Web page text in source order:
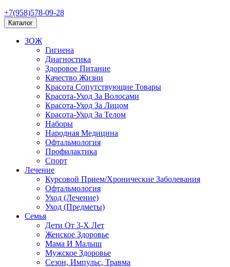
+7(958)578-09-28
Каталог
ЗОЖ
Гигиена
Диагностика
Здоровое Питание
Качество Жизни
Красота Сопутствующие Товары
Красота-Уход За Волосами
Красота-Уход За Лицом
Красота-Уход За Телом
Наборы
Народная Медицина
Офтальмология
Профилактика
Спорт
Лечение
Курсовой Прием/Хронические Заболевания
Офтальмология
Уход (Лечение)
Уход (Предметы)
Семья
Дети От 3-Х Лет
Женское Здоровье
Мама И Малыш
Мужское Здоровье
Сезон, Импульс, Травма